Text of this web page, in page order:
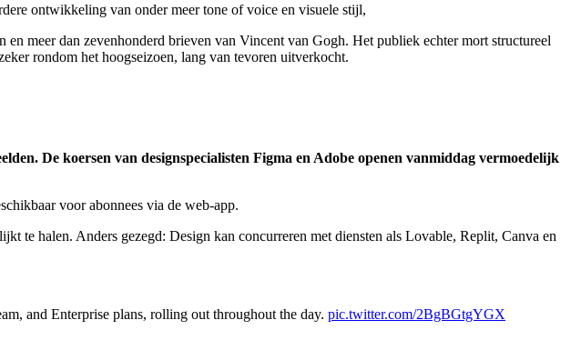
ontwikkeling van onder meer tone of voice en visuele stijl,
meer dan zevenhonderd brieven van Vincent van Gogh. Het publiek echter mort structureel
rondom het hoogseizoen, lang van tevoren uitverkocht.
De koersen van designspecialisten Figma en Adobe openen vanmiddag vermoedelijk
voor abonnees via de web-app.
te halen. Anders gezegd: Design kan concurreren met diensten als Lovable, Replit, Canva en
and Enterprise plans, rolling out throughout the day. pic.twitter.com/2BgBGtgYGX